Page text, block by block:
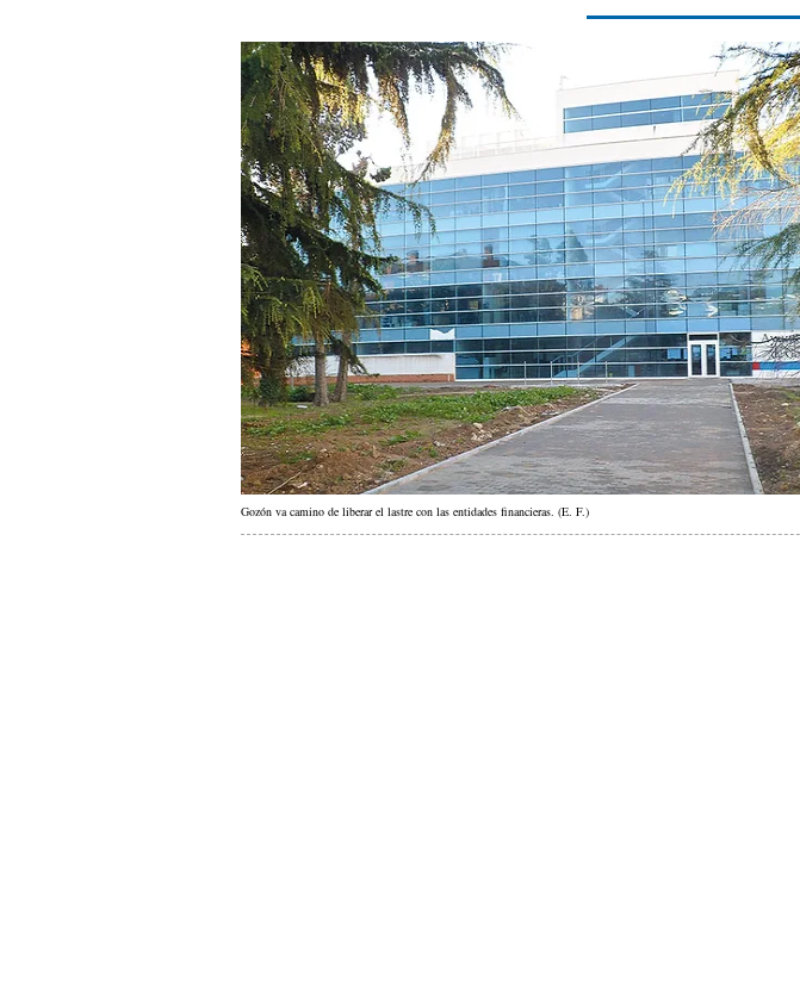
Gozón va camino de liberar el lastre con las entidades financieras. (E. F.)